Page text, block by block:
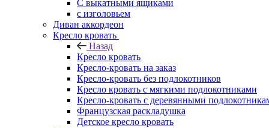
С выкатными ящиками
с изголовьем
Диван аккордеон
Кресло кровать
Назад
Кресло кровать
Кресло-кровать на заказ
Кресло-кровать без подлокотников
Кресло кровать с мягкими подлокотниками
Кресло-кровать с деревянными
Французская раскладушка
Детское кресло кровать